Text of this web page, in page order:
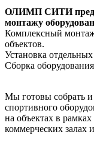
ОЛИМП СИТИ
монтажу
Комплексный
объектов.
Установка
Сборка
Мы готовы собрать
спортивного
на объектах в рамках
коммерческих залах